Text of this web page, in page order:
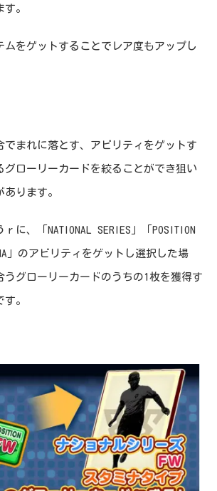
。
ムをゲットすることでレア度もアップし
でまれに落とす、アビリティをゲットす
グローリーカードを絞ることができ狙い
ります。
に、「NATIONAL SERIES」「POSITION
」のアビリティをゲットし選択した場
うグローリーカードのうちの1枚を獲得す
。